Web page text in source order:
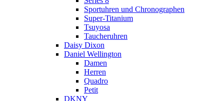
Sportuhren und Chronographen
Super-Titanium
Tsuyosa
Taucheruhren
Daisy Dixon
Daniel Wellington
Damen
Herren
Quadro
Petit
DKNY